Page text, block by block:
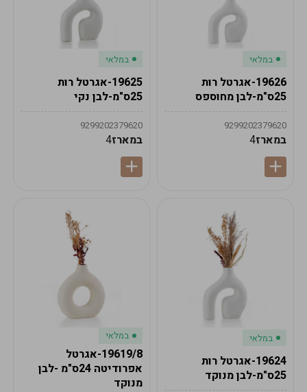
במלאי
19626-אגרטל רות
25ס"מ-לבן מחוספס
9299202379620
במארז4
במלאי
19625-אגרטל רות
25ס"מ-לבן נקי
9299202379620
במארז4
במלאי
19624-אגרטל רות
25ס"מ-לבן מנוקד
במלאי
19619/8-אגרטל
אפרודיטה 24ס"מ -לבן
מנוקד